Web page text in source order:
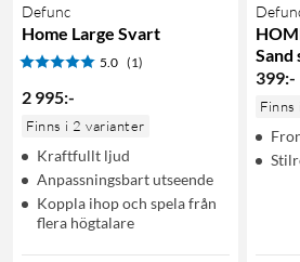
Defunc
Home Large Svart
5.0 (1)
2 995:-
Finns i 2 varianter
Kraftfullt ljud
Anpassningsbart utseende
Koppla ihop och spela från
flera högtalare
Sand
399:-